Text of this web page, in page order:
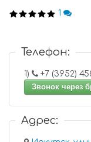
1
Телефон:
1)
+7
Звонок через
Адрес: